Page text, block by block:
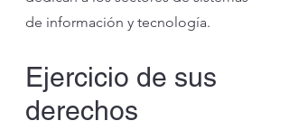
de información y tecnología.
Ejercicio de sus
derechos